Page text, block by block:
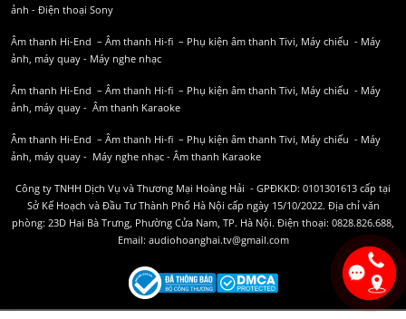
ảnh - Điện thoại Sony
Âm thanh Hi-End – Âm thanh Hi-fi – Phụ kiện âm thanh Tivi, Máy chiếu - Máy
ảnh, máy quay - Máy nghe nhạc
Âm thanh Hi-End – Âm thanh Hi-fi – Phụ kiện âm thanh Tivi, Máy chiếu - Máy
ảnh, máy quay - Âm thanh Karaoke
Âm thanh Hi-End – Âm thanh Hi-fi – Phụ kiện âm thanh Tivi, Máy chiếu - Máy
ảnh, máy quay - Máy nghe nhạc - Âm thanh Karaoke
Công ty TNHH Dịch Vụ và Thương Mại Hoàng Hải - GPĐKKD: 0101301613 cấp tại
Sở Kế Hoạch và Đầu Tư Thành Phố Hà Nội cấp ngày 15/10/2022. Địa chỉ văn
phòng: 23D Hai Bà Trưng, Phường Cửa Nam, TP. Hà Nội. Điện thoại: 0828.826.688,
Email: audiohoanghai.tv@gmail.com